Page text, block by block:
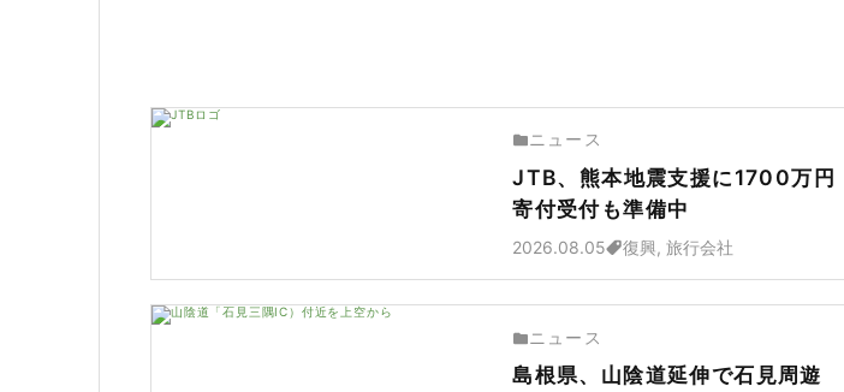
ニュース
JTB、熊本地震支援に1700万
寄付受付も準備中
2026.08.05 復興, 旅行会社
ニュース
島根県、山陰道延伸で石見周遊